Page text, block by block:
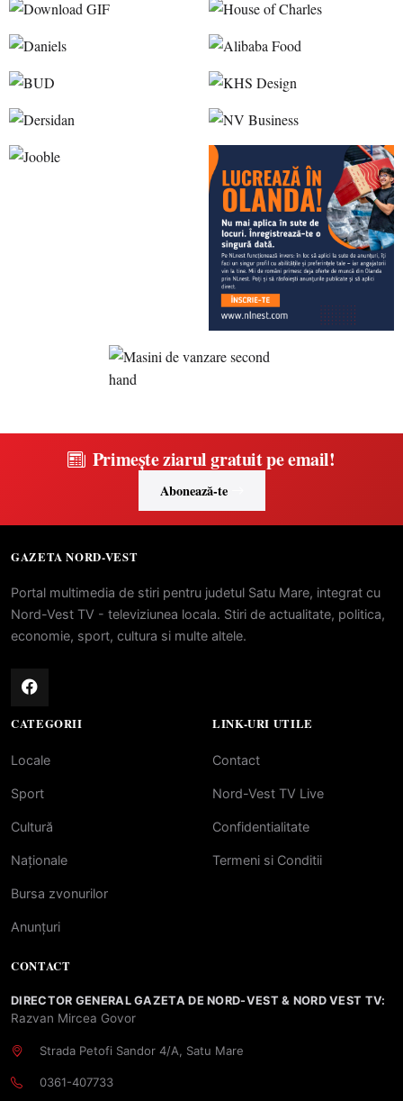
Primește ziarul gratuit pe email!
Abonează-te
GAZETA NORD-VEST
Portal multimedia de stiri pentru judetul Satu Mare, integrat cu
Nord-Vest TV - televiziunea locala. Stiri de actualitate, politica,
economie, sport, cultura si multe altele.
CATEGORII
Locale
Sport
Cultură
Naționale
Bursa zvonurilor
Anunțuri
LINK-URI UTILE
Contact
Nord-Vest TV Live
Confidentialitate
Termeni si Conditii
CONTACT
DIRECTOR GENERAL GAZETA DE NORD-VEST & NORD VEST TV:
Razvan Mircea Govor
Strada Petofi Sandor 4/A, Satu Mare
0361-407733